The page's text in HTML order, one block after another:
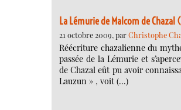
La Lémurie de Malcom de Chazal
21 octobre 2009, parChristophe
Réécriture chazalienne du
passée de la Lémurie et
de Chazal eût pu avoir
Lauzun » , voit (…)